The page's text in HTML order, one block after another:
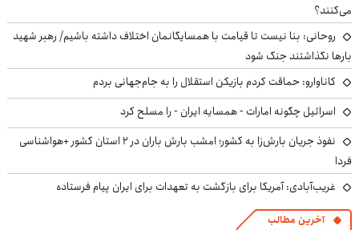
می‌کنند؟
روحانی: بنا نیست تا قیامت با همسایگانمان اختلاف داشته باشیم/ رهبر شهید
بارها نگذاشتند جنگ شود
کاناوارو: حماقت کردم بازیکن استقلال را به جام‌جهانی بردم
اسرائیل چگونه امارات - همسایه ایران - را مسلح کرد
نفوذ جریان بارش‌زا به کشور؛ امشب بارش باران در ۲ استان کشور +هواشناسی
فردا
غریب‌آبادی: آمریکا برای بازگشت به تعهدات برای ایران پیام فرستاده
آخرین مطالب